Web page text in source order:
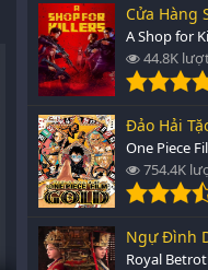
Cửa Hàng
A Shop for
44.8K
Đảo Hải
One Piece
754.4K
Ngự Đình
Royal